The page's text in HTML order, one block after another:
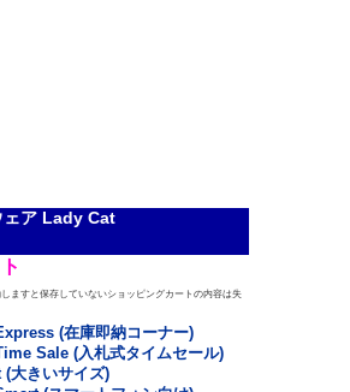
ェア Lady Cat
ますと保存していないショッピングカートの内容は失
(在庫即納コーナー)
Sale (入札式タイムセール)
(大きいサイズ)